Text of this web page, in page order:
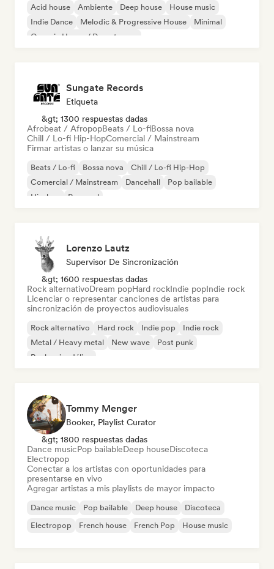
Acid house Ambiente Deep house
House music
Indie Dance
Melodic & Progressive House
Minimal
Organic House / Downtempo
Sungate Records
Etiqueta
&gt; 1300 respuestas dadas
Afrobeat / AfropopBeats / Lo-fiBossa nova
Chill / Lo-fi Hip-HopComercial / Mainstream
Firmar artistas o lanzar su música
Beats / Lo-fi Bossa nova
Chill / Lo-fi Hip-Hop
Comercial / Mainstream
Dancehall
Pop bailable
Hip-hop
Pop soul
Lorenzo Lautz
Supervisor De Sincronización
&gt; 1600 respuestas dadas
Rock alternativoDream popHard rockIndie popIndie rock
Licenciar o representar canciones de artistas para
sincronización de proyectos audiovisuales
Rock alternativo Hard rock Indie pop
Indie rock
Metal / Heavy metal
New wave
Post punk
Rock psicodélico
Tommy Menger
Booker, Playlist Curator
&gt; 1800 respuestas dadas
Dance musicPop bailableDeep houseDiscoteca
Electropop
Conectar a los artistas con oportunidades para
presentarse en vivo
Agregar artistas a mis playlists de mayor impacto
Dance music Pop bailable Deep house
Discoteca
Electropop
French house French Pop House music